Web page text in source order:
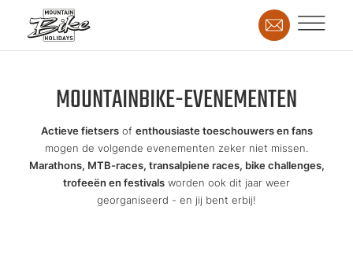
MOUNTAINBIKE-EVENEMENTEN
Actieve fietsersof enthousiaste toeschouwers en fans
mogen de volgende evenementen zeker niet missen.
Marathons, MTB-races, transalpiene races, bike challenges,
trofeeën en festivals worden ook dit jaar weer
georganiseerd - en jij bent erbij!